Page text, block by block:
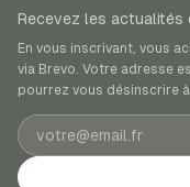
Recevez les actualités
En vous inscrivant, vous
via Brevo. Votre adresse
pourrez vous désinscrire
Adresse e-mail